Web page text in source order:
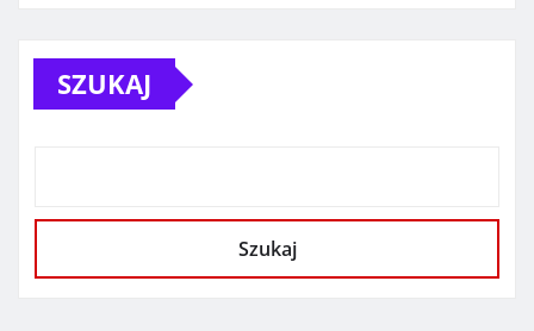
SZUKAJ
Szukaj